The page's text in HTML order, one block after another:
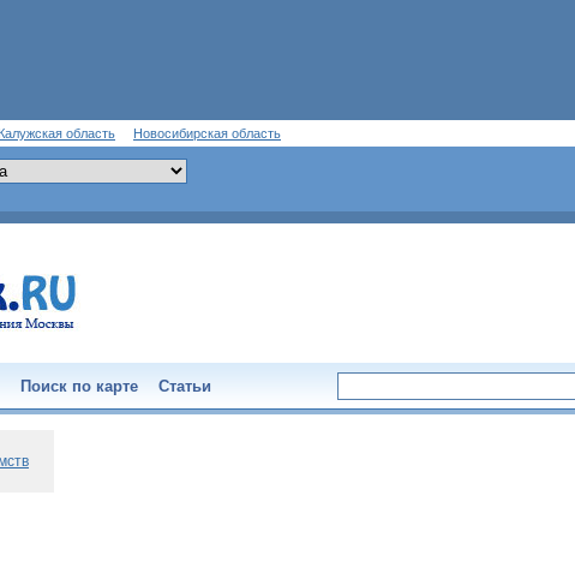
Калужская область Новосибирская область
Поиск по карте Статьи